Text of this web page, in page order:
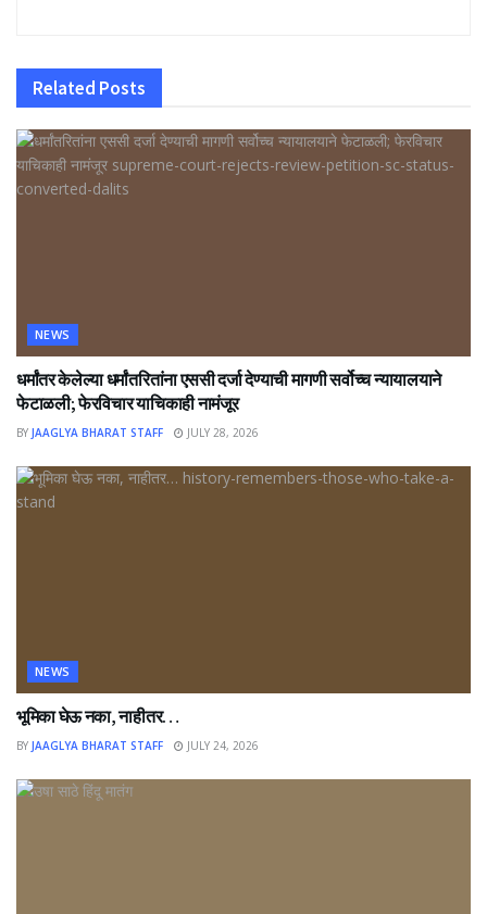
Related Posts
NEWS
धर्मांतर केलेल्या धर्मांतरितांना एससी दर्जा देण्याची मागणी सर्वोच्च न्यायालयाने
फेटाळली; फेरविचार याचिकाही नामंजूर
BY JAAGLYA BHARAT STAFF JULY 28, 2026
NEWS
भूमिका घेऊ नका, नाहीतर…
BY JAAGLYA BHARAT STAFF JULY 24, 2026